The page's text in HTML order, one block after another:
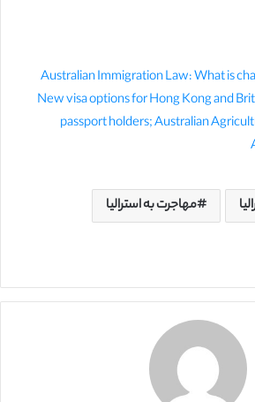
Australian Immigration Law: What is
New visa options for Hong Kong and
passport holders; Australian
مهاجرت به استرالیا